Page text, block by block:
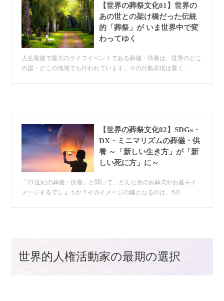
【世界の葬祭文化01】世界の
あの世との架け橋だった伝統
的「葬祭」が いま世界中で変
わってゆく
人生最後で最大のライフイベントである葬儀・供養は、世界のどこ
の国・どこの地域でも行われています。その行動表現は驚く...
【世界の葬祭文化02】SDGs・
DX・ミニマリズムの葬儀・供
養 ～「新しい生き方」が「新
しい死に方」に～
「21世紀の葬儀・供養」と聞いて、どんな形のお葬式やお墓をイ
メージするでしょうか？そのイメージの鍵となるのは、SD...
世界的人権活動家の最期の選択